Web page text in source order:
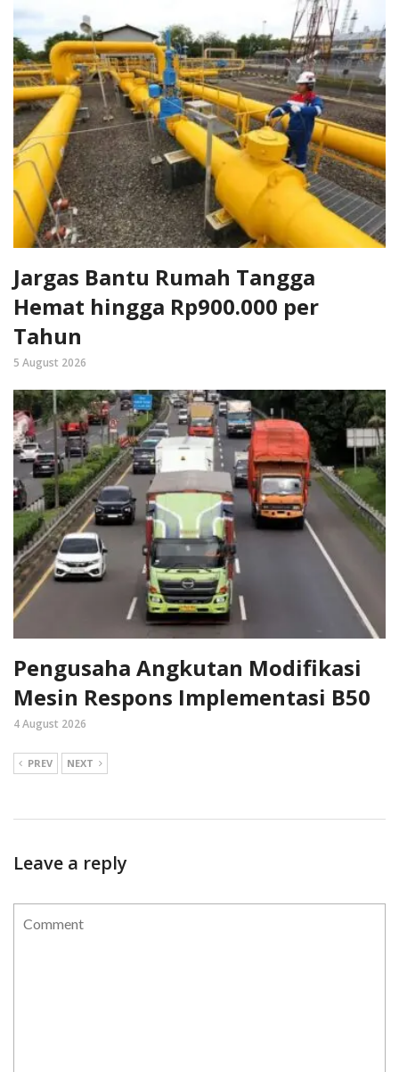
Jargas Bantu Rumah Tangga
Hemat hingga Rp900.000 per
Tahun
5 August 2026
Pengusaha Angkutan Modifikasi
Mesin Respons Implementasi B50
4 August 2026
PREV NEXT
Leave a reply